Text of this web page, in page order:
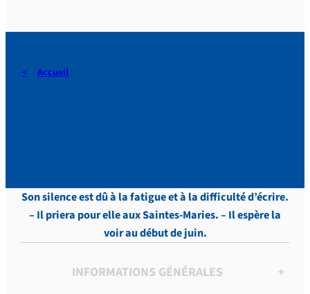
Accueil
Son silence est dû à la fatigue et à la difficulté d’écrire.
– Il priera pour elle aux Saintes-Maries. – Il espère la
voir au début de juin.
INFORMATIONS GÉNÉRALES +